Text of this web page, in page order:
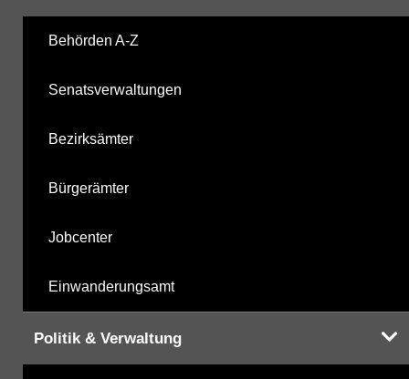
Behörden A-Z
Senatsverwaltungen
Bezirksämter
Bürgerämter
Jobcenter
Einwanderungsamt
Politik & Verwaltung